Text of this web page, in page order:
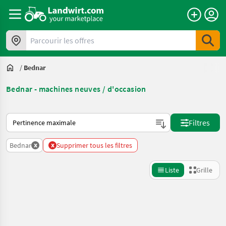
Parcourir les offres
/ Bednar
Bednar - machines neuves / d'occasion
Voici comment les annonces sont triées sur Landwirt.com
Filtres
Bednar x x Supprimer tous les filtres
Liste Grille